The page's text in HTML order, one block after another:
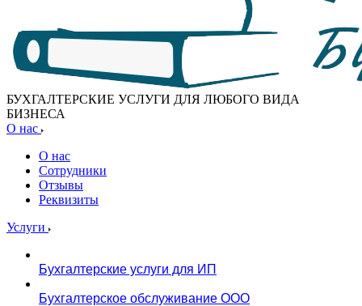
БУХГАЛТЕРСКИЕ УСЛУГИ ДЛЯ ЛЮБОГО ВИДА
БИЗНЕСА
О нас
О нас
Сотрудники
Отзывы
Реквизиты
Услуги
Бухгалтерские услуги для ИП
Бухгалтерское обслуживание ООО